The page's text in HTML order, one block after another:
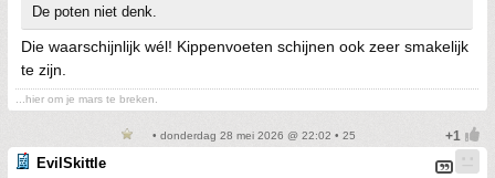
De poten niet denk.
Die waarschijnlijk wél! Kippenvoeten schijnen ook zeer smakelijk
te zijn.
...hier om je mars te breken.
• donderdag 28 mei 2026 @ 22:02 • 25
EvilSkittle